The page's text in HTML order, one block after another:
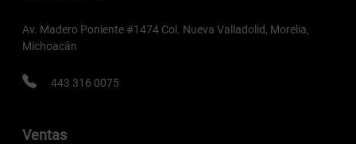
Av. Madero Poniente #1474 Col. Nueva Valladolid, Morelia,
Michoacán
443 316 0075
Ventas